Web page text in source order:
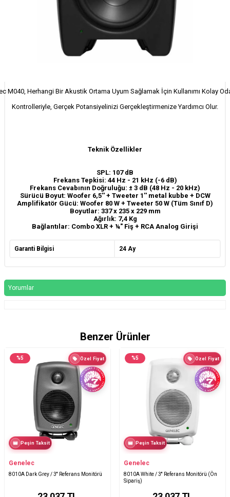
M040, Herhangi Bir Akustik Ortama Uyum Sağlamak İçin Kullanımı Kolay
Kontrolleriyle, Gerçek Potansiyelinizi Gerçekleştirmenize Yardımcı Olur.
Teknik Özellikler
SPL: 107 dB
Frekans Tepkisi: 44 Hz - 21 kHz (-6 dB)
Frekans Cevabının Doğruluğu: ± 3 dB (48 Hz - 20 kHz)
Sürücü Boyut: Woofer 6,5'' + Tweeter 1'' metal kubbe + DCW
Amplifikatör Gücü: Woofer 80 W + Tweeter 50 W (Tüm Sınıf D)
Boyutlar: 337 x 235 x 229 mm
Ağırlık: 7,4 Kg
Bağlantılar: Combo XLR + ¼" Fiş + RCA Analog Girişi
Garanti Bilgisi 24 Ay
Yorumlar
Benzer Ürünler
%5 Özel Fiyat
Peşin Taksit
Genelec
8010A Dark Grey / 3'' Referans Monitörü
%5 Özel Fiyat
Peşin Taksit
Genelec
8010A White / 3'' Referans Monitörü (Ön
Sipariş)